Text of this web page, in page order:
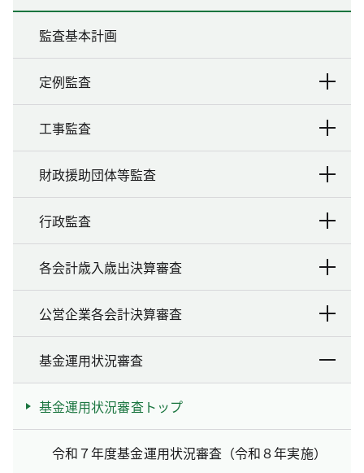
監査基本計画
定例監査
工事監査
財政援助団体等監査
行政監査
各会計歳入歳出決算審査
公営企業各会計決算審査
基金運用状況審査
基金運用状況審査トップ
令和７年度基金運用状況審査（令和８年実施）